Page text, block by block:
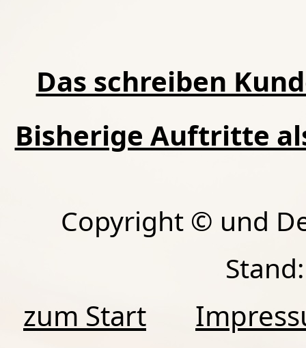
Das schreiben
Bisherige Auftritte
Copyright © und
zum Start